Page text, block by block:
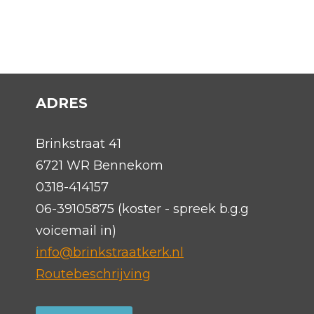
ADRES
Brinkstraat 41
6721 WR Bennekom
0318-414157
06-39105875 (koster - spreek b.g.g
voicemail in)
info@brinkstraatkerk.nl
Routebeschrijving